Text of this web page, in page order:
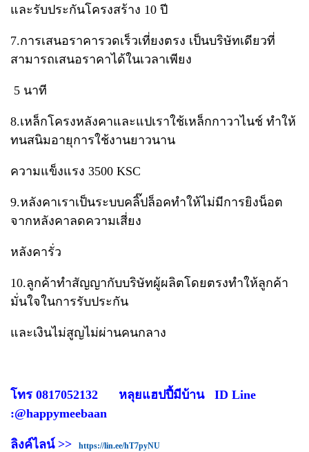
และรับประกันโครงสร้าง​ 10 ปี
7.การเสนอราคารวดเร็วเที่ยงตรง​ เป็นบริษัทเดียวที่
สามารถเสนอราคาได้ในเวลาเพียง
​ 5 นาที
8.เหล็กโครงหลังคาและแป​เราใช้เหล็กกาวาไนช์​ ทำให้
ทนสนิมอายุการใช้งานยาวนาน​
ความแข็งแรง​ 3500​ KSC
9.หลังคาเราเป็นระบบคลิ๊ปล็อคทำให้ไม่มีการยิงน็อต
จากหลังคา​ลดความเสี่ยง
หลังคารั่ว
10.ลูกค้าทำสัญญากับบริษัทผู้ผลิตโดยตรงทำให้ลูกค้า
มั่นใจในการรับประกัน​
และเงินไม่สูญไม่ผ่านคนกลาง
โทร 0817052132 หลุยแฮปปี้มีบ้าน ID Line
:@happymeebaan
ลิงค์ไลน์ >> https://lin.ee/hT7pyNU